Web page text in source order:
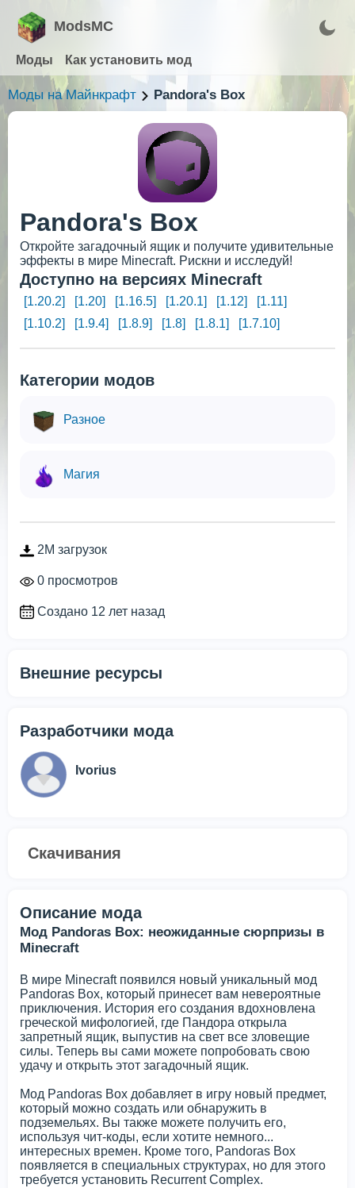
ModsMC
Моды Как установить мод
Моды на Майнкрафт Pandora's Box
Pandora's Box
Откройте загадочный ящик и получите удивительные
эффекты в мире Minecraft. Рискни и исследуй!
Доступно на версиях Minecraft
[1.20.2] [1.20] [1.16.5] [1.20.1] [1.12]
[1.11]
[1.10.2]
[1.9.4] [1.8.9] [1.8] [1.8.1] [1.7.10]
Категории модов
Разное
Магия
2M загрузок
0 просмотров
Создано 12 лет назад
Внешние ресурсы
Разработчики мода
Ivorius
Скачивания
Описание мода
Мод Pandoras Box: неожиданные сюрпризы в
Minecraft
В мире Minecraft появился новый уникальный мод
Pandoras Box, который принесет вам невероятные
приключения. История его создания вдохновлена
греческой мифологией, где Пандора открыла
запретный ящик, выпустив на свет все зловещие
силы. Теперь вы сами можете попробовать свою
удачу и открыть этот загадочный ящик.
Мод Pandoras Box добавляет в игру новый предмет,
который можно создать или обнаружить в
подземельях. Вы также можете получить его,
используя чит-коды, если хотите немного...
интересных времен. Кроме того, Pandoras Box
появляется в специальных структурах, но для этого
требуется установить Recurrent Complex.